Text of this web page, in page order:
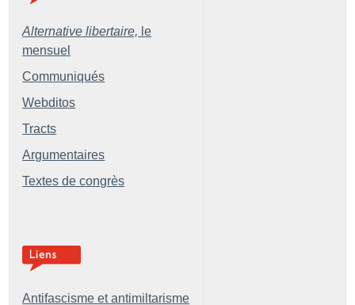
Alternative libertaire, le
mensuel
Communiqués
Webditos
Tracts
Argumentaires
Textes de congrès
Antifascisme et antimiltarisme